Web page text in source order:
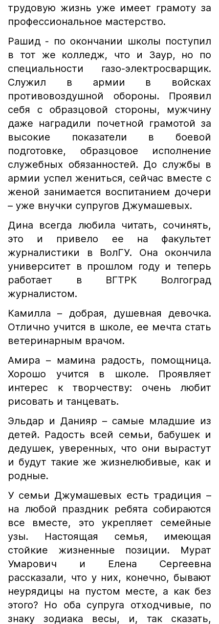
трудовую жизнь уже имеет грамоту за
профессиональное мастерство.
Рашид - по окончании школы поступил
в тот же колледж, что и Заур, но по
специальности газо-электросварщик.
Служил в армии в войсках
противовоздушной обороны. Проявил
себя с образцовой стороны, мужчину
даже наградили почетной грамотой за
высокие показатели в боевой
подготовке, образцовое исполнение
служебных обязанностей. До службы в
армии успел жениться, сейчас вместе с
женой занимается воспитанием дочери
– уже внучки супругов Джумашевых.
Дина всегда любила читать, сочинять,
это и привело ее на факультет
журналистики в ВолГУ. Она окончила
университет в прошлом году и теперь
работает в ВГТРК Волгоград
журналистом.
Камилла – добрая, душевная девочка.
Отлично учится в школе, ее мечта стать
ветеринарным врачом.
Амира – мамина радость, помощница.
Хорошо учится в школе. Проявляет
интерес к творчеству: очень любит
рисовать и танцевать.
Эльдар и Данияр – самые младшие из
детей. Радость всей семьи, бабушек и
дедушек, уверенных, что они вырастут
и будут такие же жизнелюбивые, как и
родные.
У семьи Джумашевых есть традиция –
на любой праздник ребята собираются
все вместе, это укрепляет семейные
узы. Настоящая семья, имеющая
стойкие жизненные позиции. Мурат
Умарович и Елена Сергеевна
рассказали, что у них, конечно, бывают
неурядицы на пустом месте, а как без
этого? Но оба супруга отходчивые, по
знаку зодиака весы, и, так сказать,